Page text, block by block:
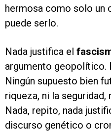
hermosa como solo un
puede serlo.
Nada justifica el
argumento geopolítico.
Ningún supuesto bien
riqueza, ni la seguridad,
Nada, repito, nada
discurso genético o